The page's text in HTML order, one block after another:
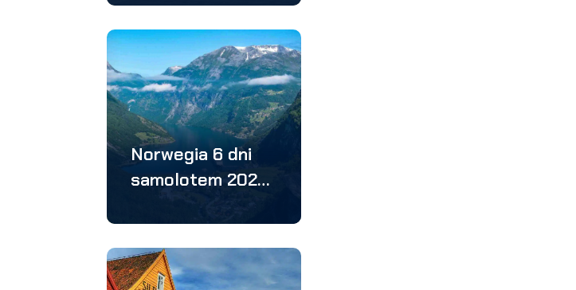
Oslo, Bergen,
Stavanger
Norwegia 6 dni
samolotem 2026:
Bergen, Hirtshals,
Lubeka